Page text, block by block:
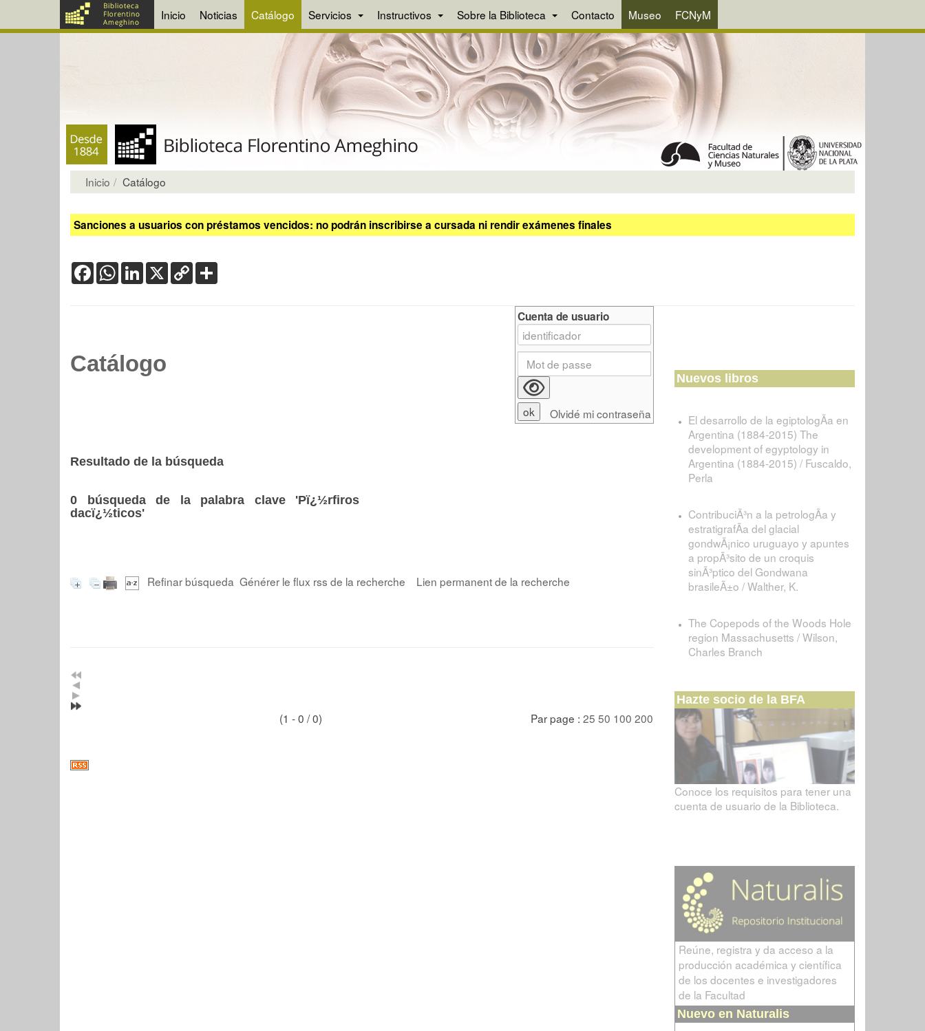
Inicio Noticias Catálogo Servicios Instructivos Sobre la Biblioteca Contacto Museo FCNyM
Inicio Catálogo
Sanciones a usuarios con préstamos vencidos: no podrán inscribirse a cursada ni rendir exámenes finales
FacebookWhatsApp
LinkedIn
X Copy
Link
Catálogo
Resultado de la búsqueda
0 búsqueda de la palabra clave 'Pï¿½rfiros
dacï¿½ticos'
Refinar búsqueda Générer le flux rss de la recherche Lien permanent de la recherche
(1 - 0 / 0) Par page : 25 50 100 200
Cuenta de usuario
Olvidé mi contraseña
Nuevos libros
El desarrollo de la egiptologÃ­a en
Argentina (1884-2015) The
development of egyptology in
Argentina (1884-2015) / Fuscaldo,
Perla
ContribuciÃ³n a la petrologÃ­a y
estratigrafÃ­a del glacial
gondwÃ¡nico uruguayo y apuntes
a propÃ³sito de un croquis
sinÃ³ptico del Gondwana
brasileÃ±o / Walther, K.
The Copepods of the Woods Hole
region Massachusetts / Wilson,
Charles Branch
Hazte socio de la BFA
Conoce los requisitos para tener una
cuenta de usuario de la Biblioteca.
Reúne, registra y da acceso a la
producción académica y científica
de los docentes e investigadores
de la Facultad
Nuevo en Naturalis